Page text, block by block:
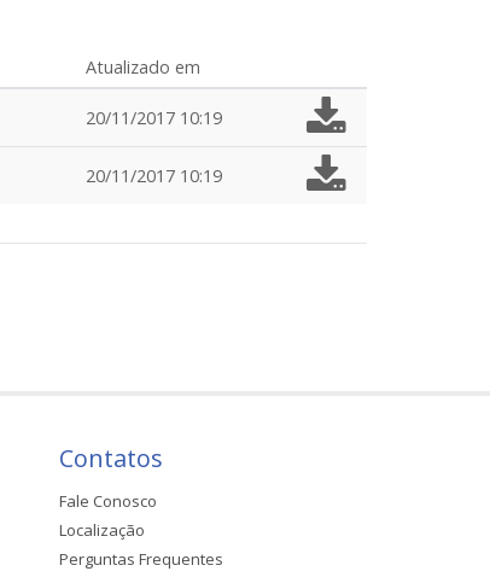
Atualizado em
20/11/2017 10:19
20/11/2017 10:19
Contatos
Fale Conosco
Localização
Perguntas Frequentes